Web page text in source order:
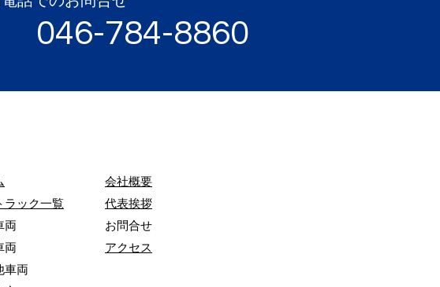
046-784-8860
ラック一覧
両
両
車両
会社概要
代表挨拶
お問合せ
アクセス